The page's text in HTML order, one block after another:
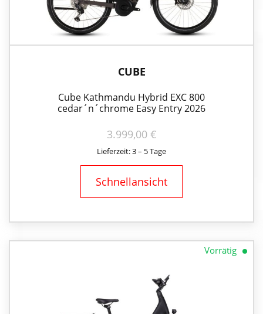
CUBE
Cube Kathmandu Hybrid EXC 800
cedar´n´chrome Easy Entry 2026
3.999,00 €
Lieferzeit: 3 – 5 Tage
Schnellansicht
Vorrätig